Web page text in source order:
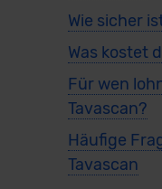
Wie sicher
Was kostet
Für wen
Tavascan?
Häufige
Tavascan